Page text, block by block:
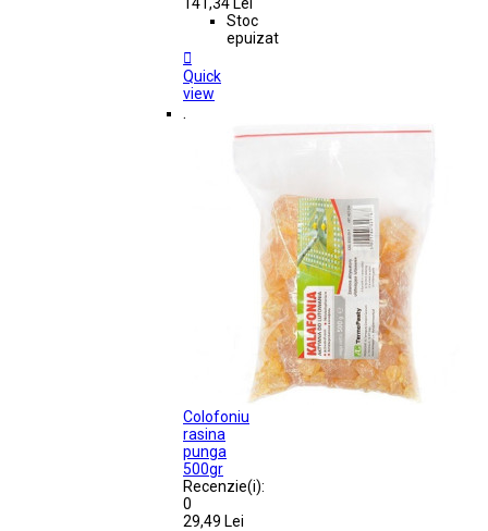
Stoc
epuizat

Quick
view
.
Colofoniu
rasina
punga
500gr
Recenzie(i):
0
29,49 Lei